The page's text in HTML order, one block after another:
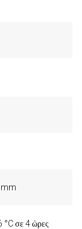
mm
°C σε 4 ώρες